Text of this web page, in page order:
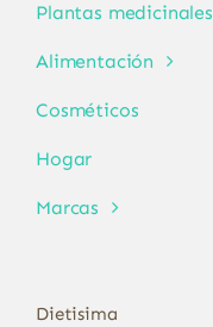
Plantas medicinales
Alimentación
Cosméticos
Hogar
Marcas
Dietisima